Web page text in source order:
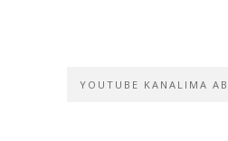
YOUTUBE KANALIMA